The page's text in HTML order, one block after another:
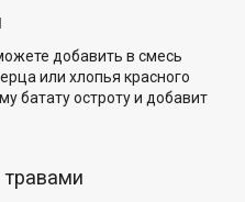
добавить в смесь
или хлопья красного
батату остроту и добавит
травами